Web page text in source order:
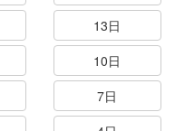
13日
10日
7日